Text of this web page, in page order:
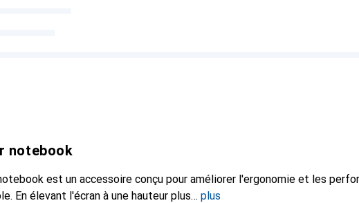
notebook
est un accessoire conçu pour améliorer l'ergonomie et les
En élevant l'écran à une hauteur plus
plus